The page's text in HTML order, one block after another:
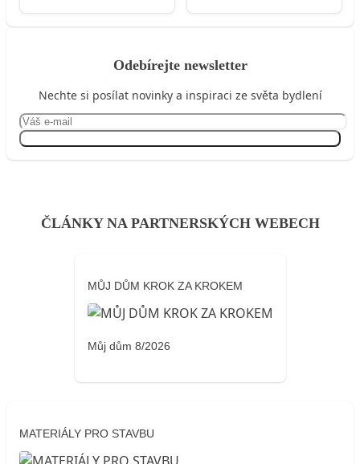
Odebírejte newsletter
Nechte si posílat novinky a inspiraci ze světa bydlení
ČLÁNKY NA PARTNERSKÝCH WEBECH
MŮJ DŮM KROK ZA KROKEM
Můj dům 8/2026
MATERIÁLY PRO STAVBU